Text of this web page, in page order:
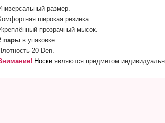
размер.
широкая резинка.
прозрачный мысок.
пары в упаковке.
20 Den.
Носки являются предметом